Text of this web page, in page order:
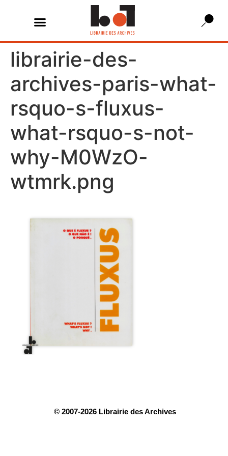
librairie-des-
archives-paris-what-
rsquo-s-fluxus-
what-rsquo-s-not-
why-M0WzO-
wtmrk.png
© 2007-2026 Librairie des Archives